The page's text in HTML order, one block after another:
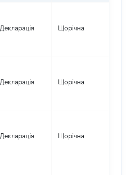
Декларація Щорічна
Декларація Щорічна
Декларація Щорічна